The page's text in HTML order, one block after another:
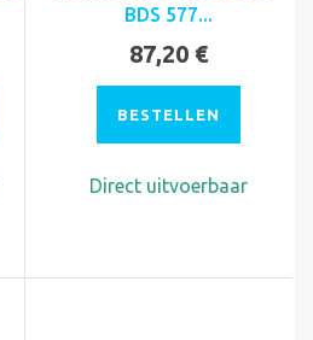
BDS 577...
87,20 €
BESTELLEN
Direct uitvoerbaar